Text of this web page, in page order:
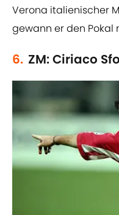
Verona italienischer
gewann er den Pokal
6. ZM: Ciriaco